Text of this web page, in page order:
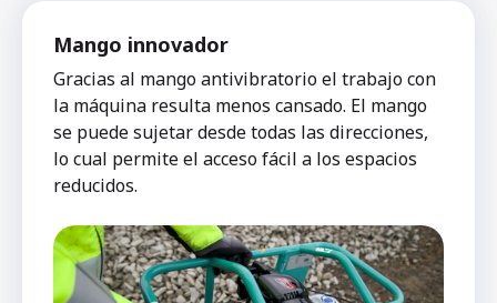
Mango innovador
Gracias al mango antivibratorio el trabajo con
la máquina resulta menos cansado. El mango
se puede sujetar desde todas las direcciones,
lo cual permite el acceso fácil a los espacios
reducidos.